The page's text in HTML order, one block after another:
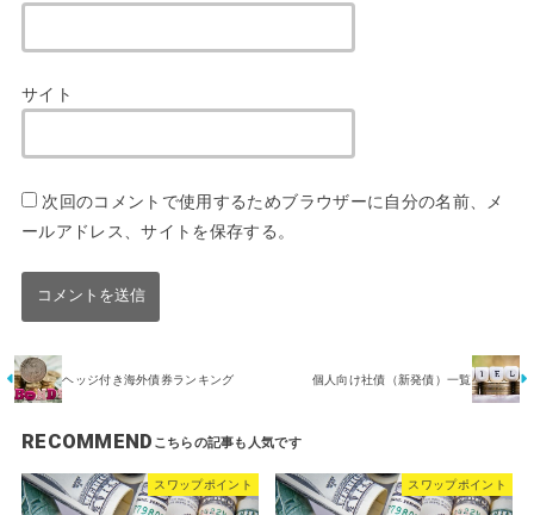
サイト
次回のコメントで使用するためブラウザーに自分の名前、メ
ールアドレス、サイトを保存する。
ヘッジ付き海外債券ランキング 個人向け社債（新発債）一覧
RECOMMEND
スワップポイント スワップポイント